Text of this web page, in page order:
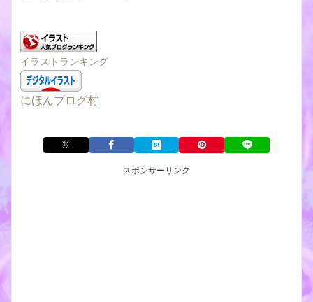
イラストランキング
にほんブログ村
スポンサーリンク